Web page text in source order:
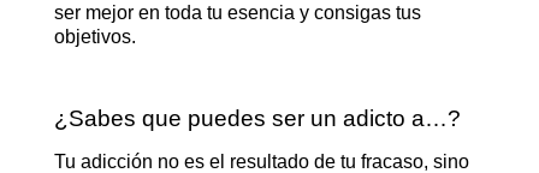
ser mejor en toda tu esencia y consigas tus
objetivos.
¿Sabes que puedes ser un adicto a…?
Tu adicción no es el resultado de tu fracaso, sino